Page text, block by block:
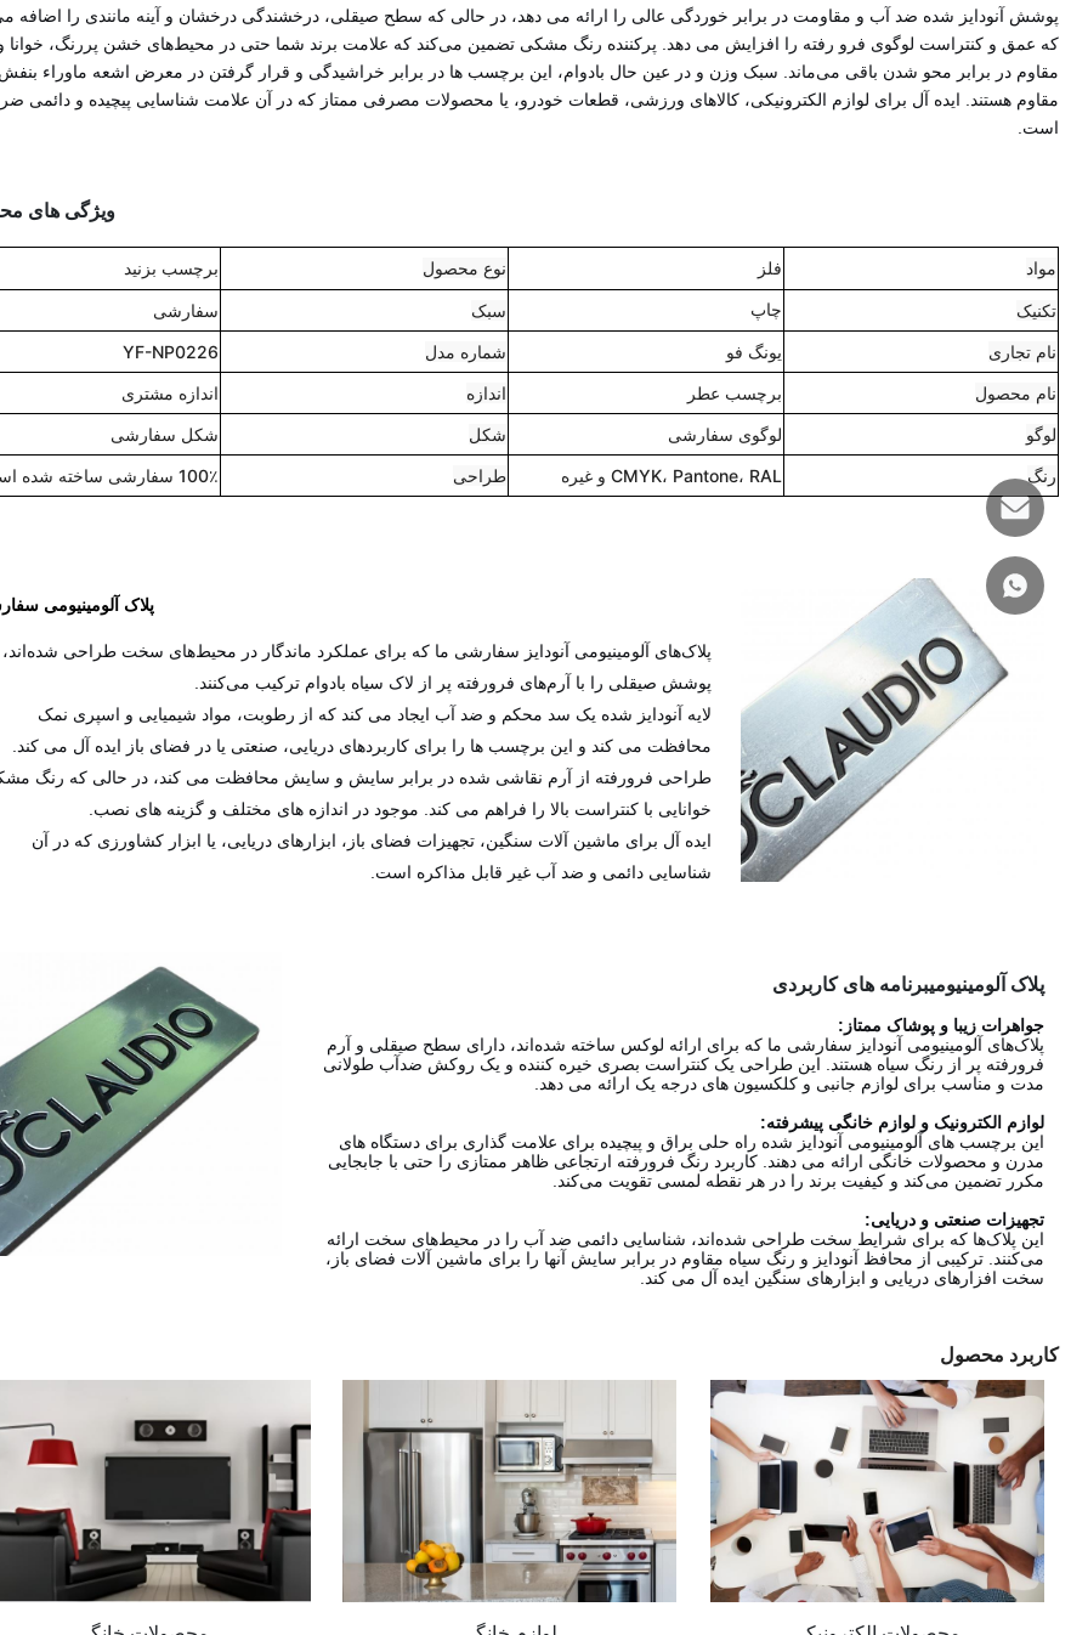
پوشش آنودایز شده ضد آب و مقاومت در برابر خوردگی عالی را ارائه می دهد، در حالی که سطح صیقلی، درخشندگی درخشان و آینه مانندی را اضافه
که عمق و کنتراست لوگوی فرو رفته را افزایش می دهد. پرکننده رنگ مشکی تضمین می‌کند که علامت برند شما حتی در محیط‌های خشن پررنگ، خوانا
مقاوم در برابر محو شدن باقی می‌ماند. سبک وزن و در عین حال بادوام، این برچسب ها در برابر خراشیدگی و قرار گرفتن در معرض اشعه ماوراء بنفش
مقاوم هستند. ایده آل برای لوازم الکترونیکی، کالاهای ورزشی، قطعات خودرو، یا محصولات مصرفی ممتاز که در آن علامت شناسایی پیچیده و دائمی
است.
ویژگی های
مواد فلز نوع محصول برچسب بزنید
تکنیک چاپ سبک
سفارشی
نام تجاری
یونگ فو شماره مدل
YF-NP0226
نام محصول
برچسب عطر اندازه
اندازه مشتری
لوگو
لوگوی سفارشی شکل
شکل سفارشی
رنگ
CMYK، Pantone، RAL و غیره طراحی 100٪ سفارشی ساخته شده است
پلاک آلومینیومی
پلاک‌های آلومینیومی آنودایز سفارشی ما که برای عملکرد ماندگار در محیط‌های سخت طراحی شده‌اند،
پوشش صیقلی را با آرم‌های فرورفته پر از لاک سیاه بادوام ترکیب می‌کنند.
لایه آنودایز شده یک سد محکم و ضد آب ایجاد می کند که از رطوبت، مواد شیمیایی و اسپری نمک
محافظت می کند و این برچسب ها را برای کاربردهای دریایی، صنعتی یا در فضای باز ایده آل می کند.
طراحی فرورفته از آرم نقاشی شده در برابر سایش و سایش محافظت می کند، در حالی که رنگ
خوانایی با کنتراست بالا را فراهم می کند. موجود در اندازه های مختلف و گزینه های نصب.
ایده آل برای ماشین آلات سنگین، تجهیزات فضای باز، ابزارهای دریایی، یا ابزار کشاورزی که در آن
شناسایی دائمی و ضد آب غیر قابل مذاکره است.
پلاک آلومینیومیبرنامه های کاربردی
جواهرات زیبا و پوشاک ممتاز:
پلاک‌های آلومینیومی آنودایز سفارشی ما که برای ارائه لوکس ساخته شده‌اند، دارای سطح صیقلی و آرم
فرورفته پر از رنگ سیاه هستند. این طراحی یک کنتراست بصری خیره کننده و یک روکش ضدآب طولانی
مدت و مناسب برای لوازم جانبی و کلکسیون های درجه یک ارائه می دهد.
لوازم الکترونیک و لوازم خانگی پیشرفته:
این برچسب های آلومینیومی آنودایز شده راه حلی براق و پیچیده برای علامت گذاری برای دستگاه های
مدرن و محصولات خانگی ارائه می دهند. کاربرد رنگ فرورفته ارتجاعی ظاهر ممتازی را حتی با جابجایی
مکرر تضمین می‌کند و کیفیت برند را در هر نقطه لمسی تقویت می‌کند.
تجهیزات صنعتی و دریایی:
این پلاک‌ها که برای شرایط سخت طراحی شده‌اند، شناسایی دائمی ضد آب را در محیط‌های سخت ارائه
می‌کنند. ترکیبی از محافظ آنودایز و رنگ سیاه مقاوم در برابر سایش آنها را برای ماشین آلات فضای باز،
سخت افزارهای دریایی و ابزارهای سنگین ایده آل می کند.
کاربرد محصول